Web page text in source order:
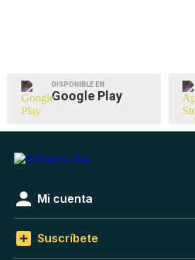
DISPONIBLE EN
Google Play
Mi cuenta
Suscríbete